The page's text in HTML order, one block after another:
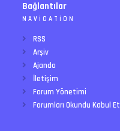
Bağlantılar
NAVIGATION
RSS
Arşiv
Ajanda
İletişim
Forum Yönetimi
Forumları Okundu Kabul Et